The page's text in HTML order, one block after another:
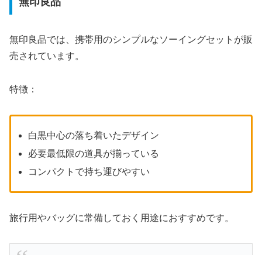
無印良品では、携帯用のシンプルなソーイングセットが販
売されています。
特徴：
白黒中心の落ち着いたデザイン
必要最低限の道具が揃っている
コンパクトで持ち運びやすい
旅行用やバッグに常備しておく用途におすすめです。